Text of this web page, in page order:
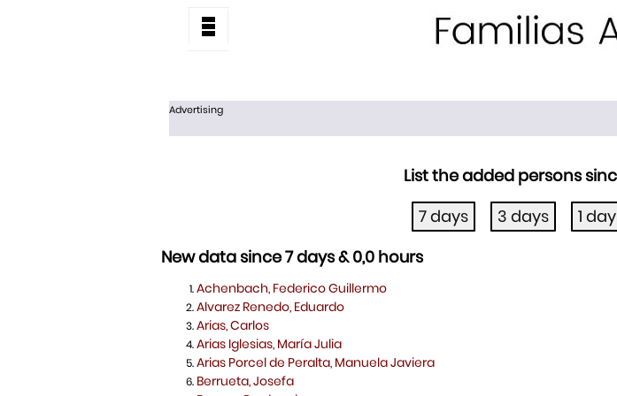
Advertising
List the added persons
New data since 7 days & 0,0 hours
Achenbach, Federico Guillermo
Alvarez Renedo, Eduardo
Arias, Carlos
Arias Iglesias, María Julia
Arias Porcel de Peralta, Manuela Javiera
Berrueta, Josefa